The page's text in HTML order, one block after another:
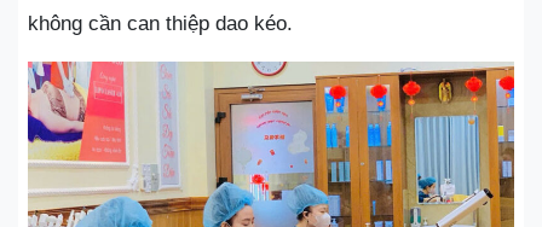
không cần can thiệp dao kéo.